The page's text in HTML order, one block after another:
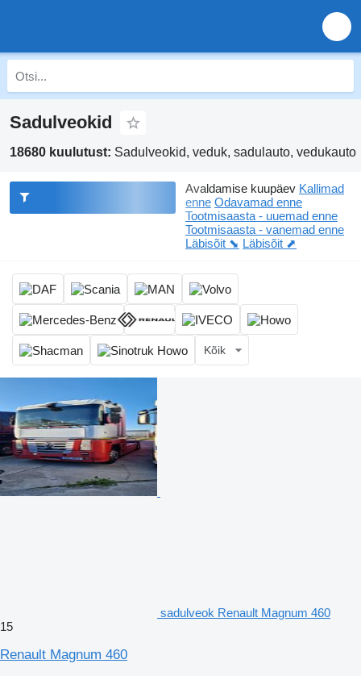
Sadulveokid
18680 kuulutust: Sadulveokid, veduk, sadulauto, vedukauto
Avaldamise kuupäev Kallimad
enne Odavamad enne
Tootmisaasta - uuemad enne
Tootmisaasta - vanemad enne
Läbisõit ⬊ Läbisõit ⬈
Kõik
sadulveok Renault Magnum 460
15
Renault Magnum 460